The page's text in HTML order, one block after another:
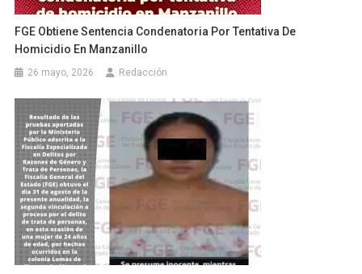
FGE Obtiene Sentencia Condenatoria Por Tentativa De
Homicidio En Manzanillo
26 mayo, 2026 Redacción